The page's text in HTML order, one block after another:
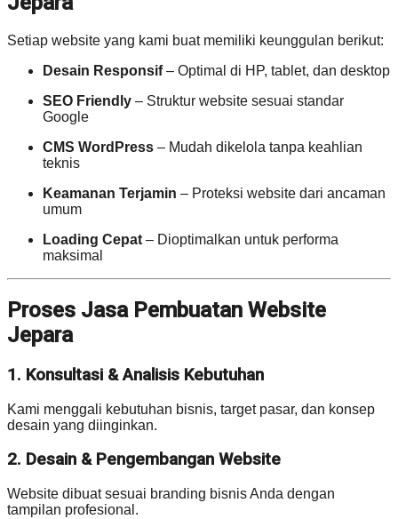
Setiap website yang kami buat memiliki keunggulan berikut:
Desain Responsif– Optimal di HP, tablet, dan desktop
SEO Friendly – Struktur website sesuai standar
Google
CMS WordPress – Mudah dikelola tanpa keahlian
teknis
Keamanan Terjamin – Proteksi website dari ancaman
umum
Loading Cepat – Dioptimalkan untuk performa
maksimal
Proses Jasa Pembuatan Website
Jepara
1. Konsultasi & Analisis Kebutuhan
Kami menggali kebutuhan bisnis, target pasar, dan konsep
desain yang diinginkan.
2. Desain & Pengembangan Website
Website dibuat sesuai branding bisnis Anda dengan
tampilan profesional.